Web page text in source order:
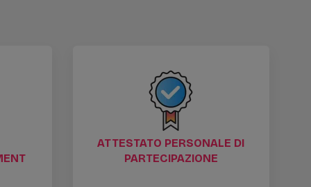
ATTESTATO PERSONALE DI
PARTECIPAZIONE